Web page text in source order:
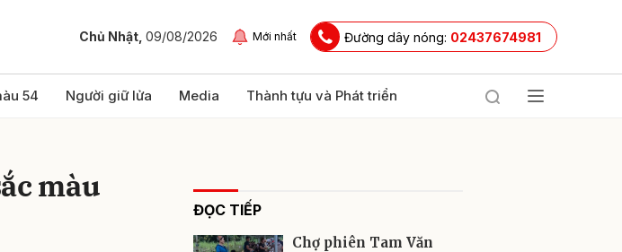
Chủ Nhật, 09/08/2026 Mới nhất Đường dây nóng: 02437674981
54 Người giữ lửa Media Thành tựu và Phát triển
màu
ĐỌC TIẾP
Chợ phiên Tam Văn